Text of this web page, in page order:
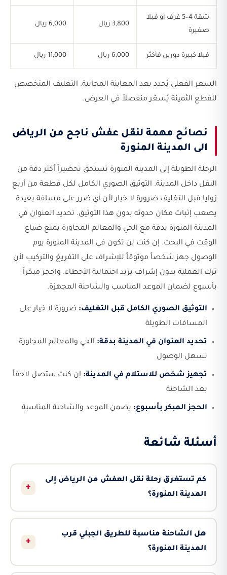
شقة 4–5 غرف أو فيلا
صغيرة
3,800 ريال 6,000 ريال
فيلا كبيرة دورين فأكثر 6,000 ريال 11,000 ريال
السعر الفعلي يُحدد بعد المعاينة المجانية. التغليف المتخصص
للقطع الثمينة يُسعَّر منفصلاً في العرض.
نصائح مهمة لنقل عفش ناجح من الرياض
الى المدينة المنورة
الرحلة الطويلة إلى المدينة المنورة تستحق تحضيراً أكثر دقة من
النقل داخل المدينة. التوثيق الصوري الكامل لكل قطعة من أربع
زوايا قبل التغليف ضرورة لا خيار لأن أي ضرر على مسافة بعيدة
يصعب إثبات مكان حدوثه بدون هذا التوثيق. تحديد العنوان في
المدينة المنورة بدقة مع الحي والمعالم المجاورة يمنع ضياع
الوقت في البحث. إن كنت لن تكون في المدينة المنورة يوم
الوصول جهز شخصاً موثوقاً للإشراف على التفريغ والتركيب لأن
ترك العملية بدون إشراف يزيد احتمالية الأخطاء. واحجز مبكراً
بأسبوع لضمان الموعد المناسب والشاحنة المجهزة.
التوثيق الصوري الكامل قبل التغليف: ضرورة لا خيار على
المسافات الطويلة
تحديد العنوان في المدينة بدقة: الحي والمعالم المجاورة
تسهل الوصول
تجهيز شخص للاستلام في المدينة: إن كنت ستصل لاحقاً
بعد الشاحنة
الحجز المبكر بأسبوع: يضمن الموعد والشاحنة المناسبة
أسئلة شائعة
كم تستغرق رحلة نقل العفش من الرياض إلى
المدينة المنورة؟
+
هل الشاحنة مناسبة للطريق الجبلي قرب
المدينة المنورة؟
+